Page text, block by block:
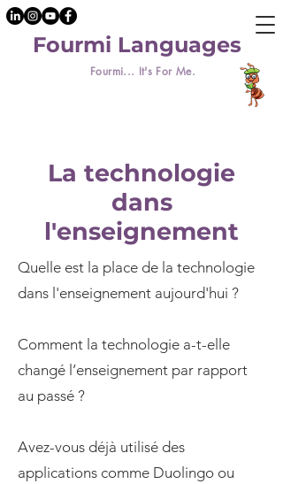
Fourmi... It's For Me.
Fourmi Languages
La technologie
dans
l'enseignement
Quelle est la place de la technologie
dans l'enseignement aujourd'hui ?
Comment la technologie a-t-elle
changé l’enseignement par rapport
au passé ?
Avez-vous déjà utilisé des
applications comme Duolingo ou